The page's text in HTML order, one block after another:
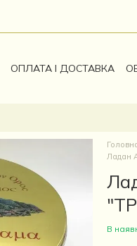
ОПЛАТА І ДОСТАВКА
Ладан
В